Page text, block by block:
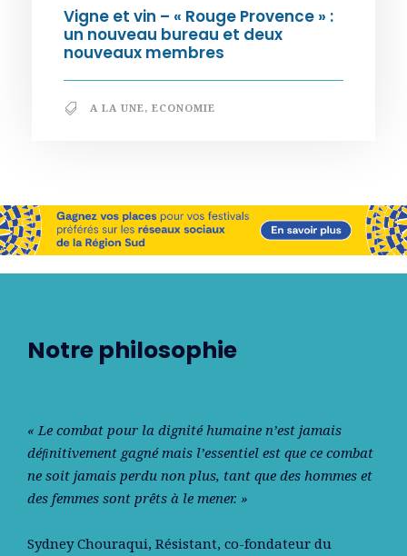
Vigne et vin – « Rouge Provence » :
un nouveau bureau et deux
nouveaux membres
A LA UNE, ECONOMIE
Notre philosophie
« Le combat pour la dignité humaine n’est jamais
déﬁnitivement gagné mais l’essentiel est que ce combat
ne soit jamais perdu non plus, tant que des hommes et
des femmes sont prêts à le mener. »
Sydney Chouraqui, Résistant, co-fondateur du